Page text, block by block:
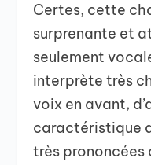
Certes, cette
surprenante et
seulement
interprète très
voix en avant,
caractéristique
très prononcées